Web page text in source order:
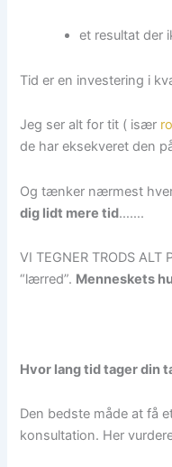
et resultat der
Tid er en investering i
Jeg ser alt for tit ( især
de har eksekveret den
Og tænker nærmest
dig lidt mere tid…….
VI TEGNER TRODS ALT
“lærred”. Menneskets
Hvor lang tid tager din
Den bedste måde at få
konsultation. Her